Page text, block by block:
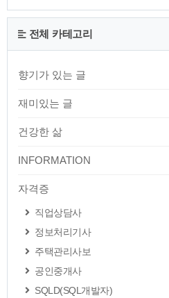
전체 카테고리
향기가 있는 글
재미있는 글
건강한 삶
INFORMATION
자격증
직업상담사
정보처리기사
주택관리사보
공인중개사
SQLD(SQL개발자)